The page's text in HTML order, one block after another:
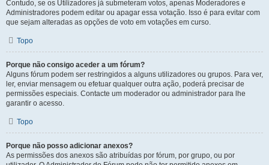
Contudo, se os Utilizadores já submeteram votos, apenas Moderadores e
Administradores podem editar ou apagar essa votação. Isso é para evitar com
que sejam alteradas as opções de voto em votações em curso.
Topo
Porque não consigo aceder a um fórum?
Alguns fórum podem ser restringidos a alguns utilizadores ou grupos. Para ver,
ler, enviar mensagem ou efetuar qualquer outra ação, poderá precisar de
permissões especiais. Contacte um moderador ou administrador para lhe
garantir o acesso.
Topo
Porque não posso adicionar anexos?
As permissões dos anexos são atribuídas por fórum, por grupo, ou por